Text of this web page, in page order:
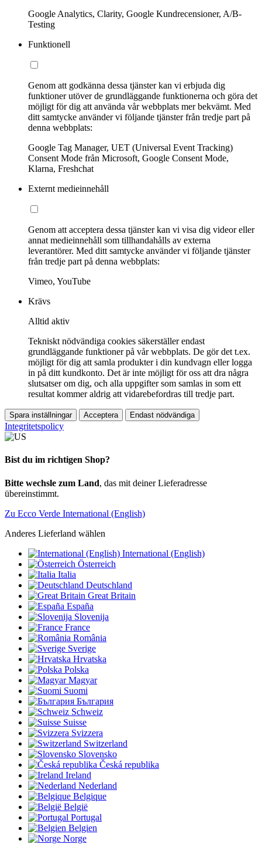
Google Analytics, Clarity, Google Kundrecensioner, A/B-
Testing
Funktionell
Genom att godkänna dessa tjänster kan vi erbjuda dig
funktioner utöver de grundläggande funktionerna och göra det
möjligt för dig att använda vår webbplats mer bekvämt. Med
ditt samtycke använder vi följande tjänster från tredje part på
denna webbplats:
Google Tag Manager, UET (Universal Event Tracking)
Consent Mode från Microsoft, Google Consent Mode,
Klarna, Freshchat
Externt medieinnehåll
Genom att acceptera dessa tjänster kan vi visa dig videor eller
annat medieinnehåll som tillhandahålls av externa
leverantörer. Med ditt samtycke använder vi följande tjänster
från tredje part på denna webbplats:
Vimeo, YouTube
Krävs
Alltid aktiv
Tekniskt nödvändiga cookies säkerställer endast
grundläggande funktioner på vår webbplats. De gör det t.ex.
möjligt för dig att samla produkter i din kundvagn eller logga
in på ditt kundkonto. Det är inte möjligt för oss att dra några
slutsatser om dig, och alla uppgifter som samlas in som ett
resultat kommer aldrig att vidarebefordras till tredje part.
Spara inställningar Acceptera Endast nödvändiga
Integritetspolicy
Bist du im richtigen Shop?
Bitte wechsle zum Land, das mit deiner Lieferadresse
übereinstimmt.
Zu Ecco Verde International (English)
Anderes Lieferland wählen
International (English)
Österreich
Italia
Deutschland
Great Britain
España
Slovenija
France
România
Sverige
Hrvatska
Polska
Magyar
Suomi
България
Schweiz
Suisse
Svizzera
Switzerland
Slovensko
Česká republika
Ireland
Nederland
Belgique
België
Portugal
Belgien
Norge